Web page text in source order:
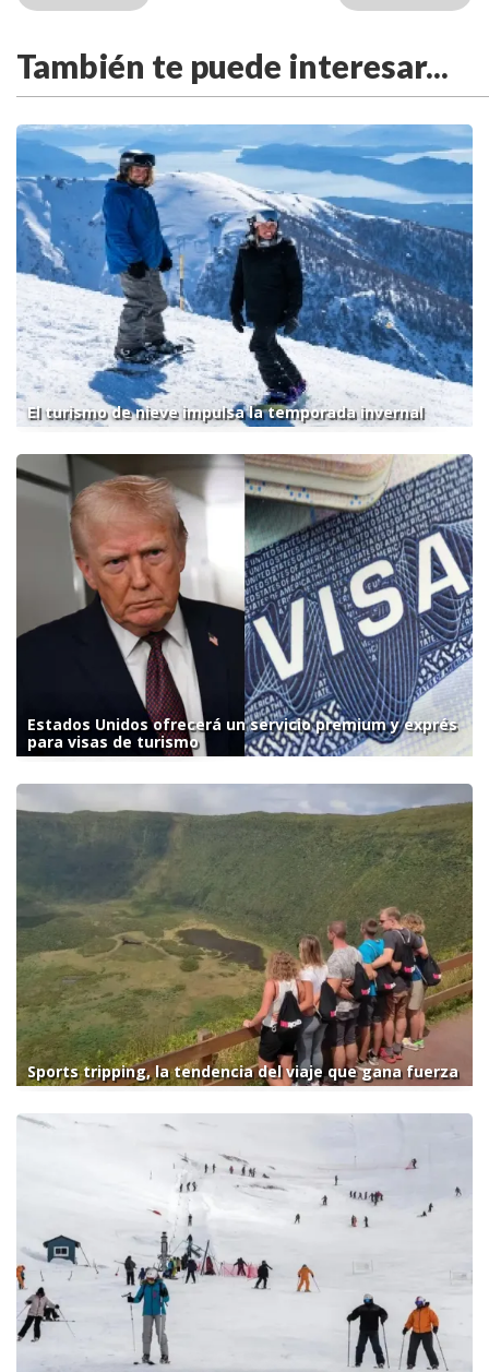
También te puede interesar...
El turismo de nieve impulsa la temporada invernal
Estados Unidos ofrecerá un servicio premium y exprés
para visas de turismo
Sports tripping, la tendencia del viaje que gana fuerza